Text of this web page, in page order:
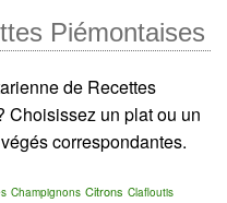
Piémontaises
de Recettes
Choisissez un plat ou un
correspondantes.
Champignons Citrons Clafloutis